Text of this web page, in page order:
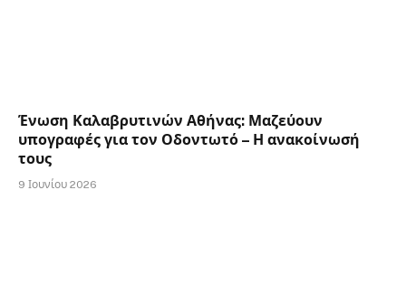
Ένωση Καλαβρυτινών Αθήνας: Μαζεύουν
υπογραφές για τον Οδοντωτό – Η ανακοίνωσή
τους
9 Ιουνίου 2026